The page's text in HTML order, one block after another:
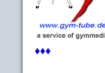
♦♦♦